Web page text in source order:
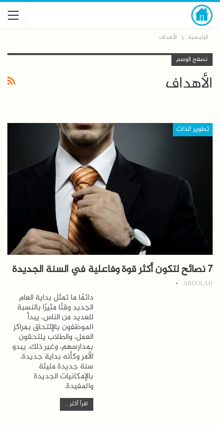
الرئيسية الأهداف
تصفح الوسم
الأهداف
تطوير الذات
7 نصائح لتكون أكثر قوة وفاعلية في السنة الجديدة
ABDOLAH
دائمًا ما تمثل بداية العام
الجديد وقتًا مثيرًا بالنسبة
للعديد من الناس، يبدأ
الموظفون بالإلتحاق بمراكز
العمل، والطلاب يلتحقون
بمدارسهم، وغير ذلك، يبدو
الأمر وكأنه بداية جديدة،
سنة جديدة مليئة
بالإمكانيات الجديدة
والمفيدة.
اقرأ أكثر...